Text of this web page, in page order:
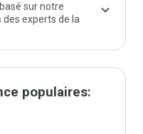
sur notre
experts de la
populaires: